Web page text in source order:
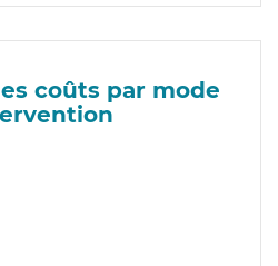
coûts par mode